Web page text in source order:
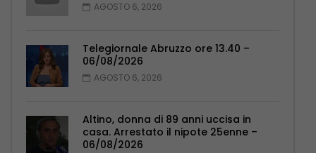
AGOSTO 6, 2026
Telegiornale Abruzzo ore 13.40 –
06/08/2026
AGOSTO 6, 2026
Altino, donna di 89 anni uccisa in
casa. Arrestato il nipote 25enne –
06/08/2026